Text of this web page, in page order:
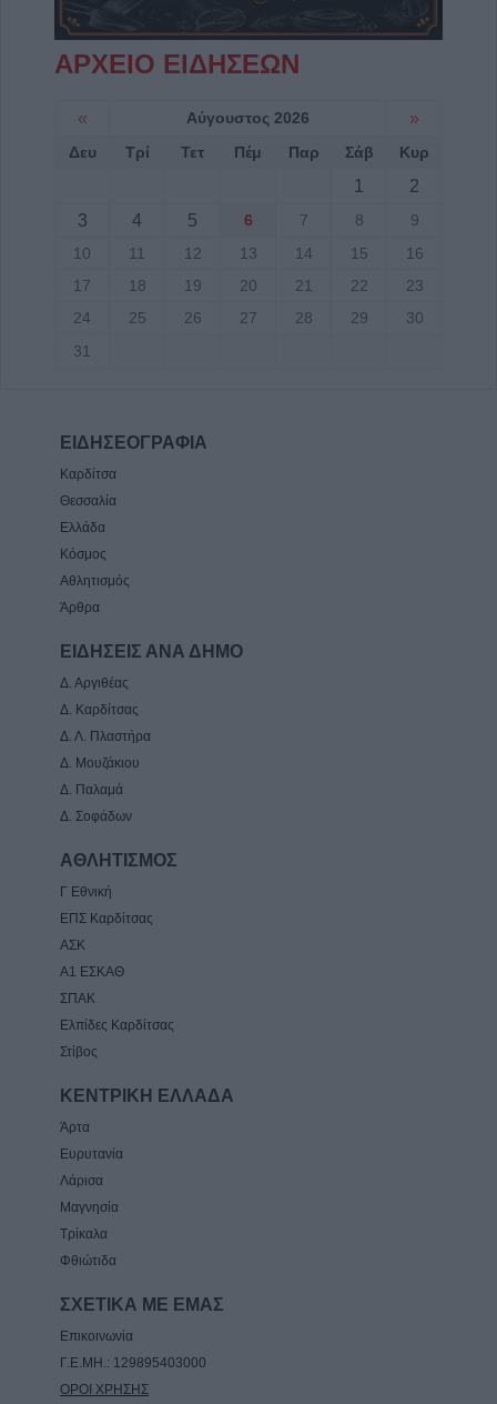
ΑΡΧΕΙΟ ΕΙΔΗΣΕΩΝ
« Αύγουστος 2026 »
Δευ Τρί Τετ Πέμ Παρ Σάβ Κυρ
1
2
3
4 5 6 7 8
9
10
11 12 13 14 15
16
17
18 19 20 21 22
23
24
25 26 27 28 29
30
31
ΕΙΔΗΣΕΟΓΡΑΦΙΑ
Καρδίτσα
Θεσσαλία
Ελλάδα
Κόσμος
Αθλητισμός
Άρθρα
ΕΙΔΗΣΕΙΣ ΑΝΑ ΔΗΜΟ
Δ. Αργιθέας
Δ. Καρδίτσας
Δ. Λ. Πλαστήρα
Δ. Μουζάκιου
Δ. Παλαμά
Δ. Σοφάδων
ΑΘΛΗΤΙΣΜΟΣ
Γ Εθνική
ΕΠΣ Καρδίτσας
ΑΣΚ
Α1 ΕΣΚΑΘ
ΣΠΑΚ
Ελπίδες Καρδίτσας
Στίβος
ΚΕΝΤΡΙΚΗ ΕΛΛΑΔΑ
Άρτα
Ευρυτανία
Λάρισα
Μαγνησία
Τρίκαλα
Φθιώτιδα
ΣΧΕΤΙΚΑ ΜΕ ΕΜΑΣ
Επικοινωνία
Γ.Ε.ΜΗ.: 129895403000
ΟΡΟΙ ΧΡΗΣΗΣ